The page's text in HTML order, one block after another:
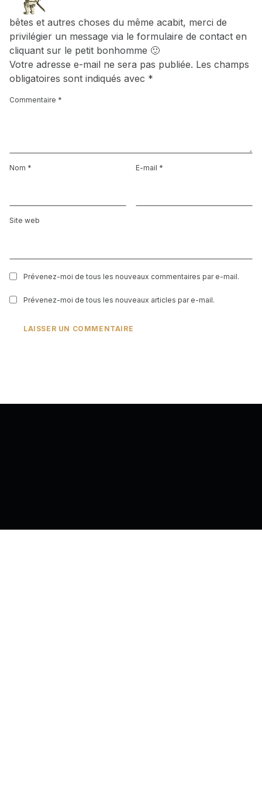
bêtes et autres choses du même acabit, merci de
privilégier un message via le formulaire de contact en
cliquant sur le petit bonhomme 🙂
Votre adresse e-mail ne sera pas publiée. Les champs
obligatoires sont indiqués avec *
Commentaire *
Nom * E-mail *
Site web
Prévenez-moi de tous les nouveaux commentaires par e-mail.
Prévenez-moi de tous les nouveaux articles par e-mail.